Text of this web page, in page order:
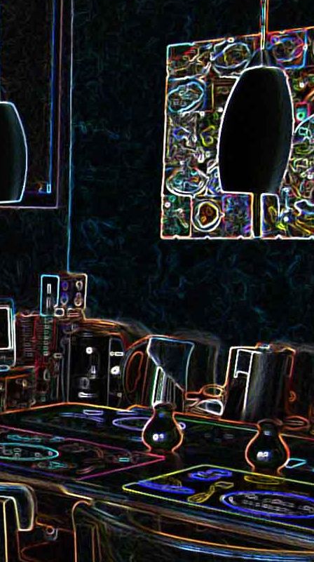
et aux Cookie géant aux pépites de
chocolat et au miel
Noix de cajou caramélisées
au sésame
au Quesadillas à la mexicaine